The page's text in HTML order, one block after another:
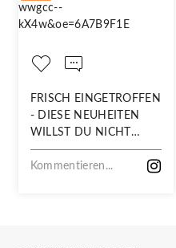
FRISCH EINGETROFFEN
- DIESE NEUHEITEN
WILLST DU NICHT
VERPASSEN!
Kommentieren...